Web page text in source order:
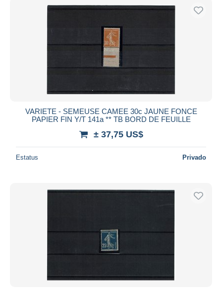
VARIETE - SEMEUSE CAMEE 30c JAUNE FONCE
PAPIER FIN Y/T 141a ** TB BORD DE FEUILLE
± 37,75 US$
Estatus Privado